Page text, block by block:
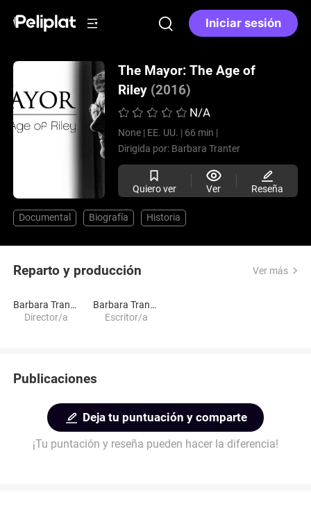
Iniciar sesión
The Mayor: The Age of
Riley (2016)
N/A
None | EE. UU. | 66 min |
Dirigida por: Barbara Tranter
Quiero ver Ver Reseña
Documental Biografía Historia
Reparto y producción Ver más
Barbara Tranter
Director/a
Barbara Tranter
Escritor/a
Publicaciones
Deja tu puntuación y comparte
¡Tu puntación y reseña pueden hacer la diferencia!